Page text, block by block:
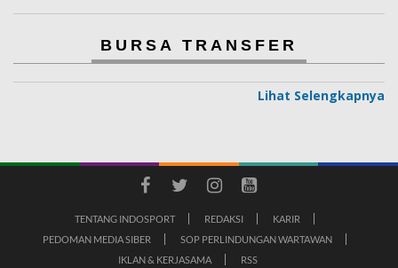
BURSA TRANSFER
Lihat Selengkapnya
TENTANG INDOSPORT REDAKSI
KARIR
PEDOMAN MEDIA SIBER
SOP PERLINDUNGAN WARTAWAN
IKLAN & KERJASAMA
RSS